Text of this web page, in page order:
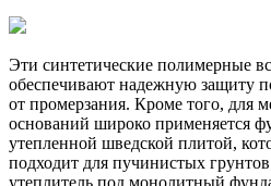
Эти синтетические полимерные
обеспечивают надежную защиту
от промерзания. Кроме того, для
оснований широко применяется
утепленной шведской плитой,
подходит для пучинистых